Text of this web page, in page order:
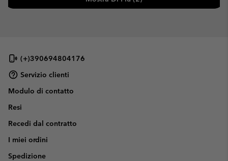
(+)390694804176
Servizio clienti
Modulo di contatto
Resi
Recedi dal contratto
I miei ordini
Spedizione